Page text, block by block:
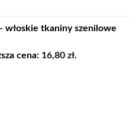
- włoskie tkaniny szenilowe
cena: 16,80 zł.